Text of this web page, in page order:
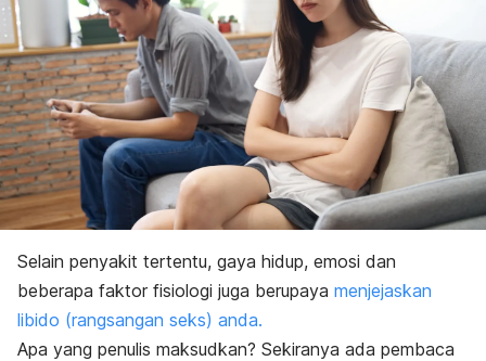
Selain penyakit tertentu, gaya hidup, emosi dan
beberapa faktor fisiologi juga berupaya menjejaskan
libido (rangsangan seks) anda.
Apa yang penulis maksudkan? Sekiranya ada pembaca